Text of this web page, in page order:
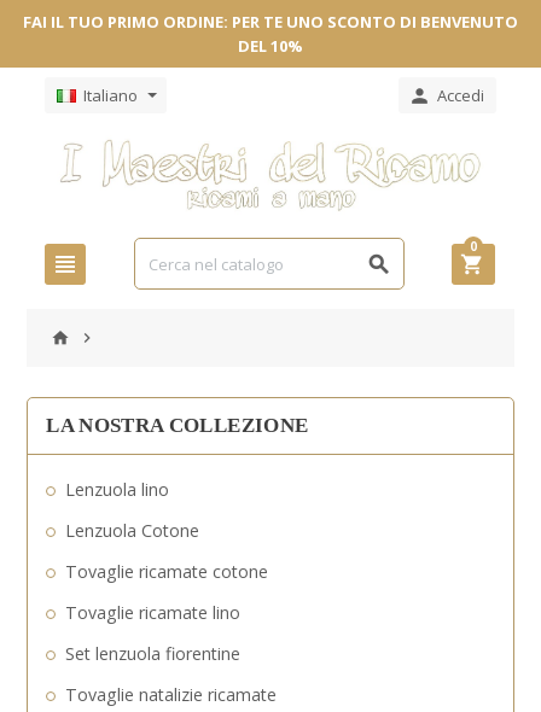
FAI IL TUO PRIMO ORDINE: PER TE UNO SCONTO DI BENVENUTO
DEL 10%
Italiano  Accedi
  
0
 
LA NOSTRA COLLEZIONE
Lenzuola lino
Lenzuola Cotone
Tovaglie ricamate cotone
Tovaglie ricamate lino
Set lenzuola fiorentine
Tovaglie natalizie ricamate